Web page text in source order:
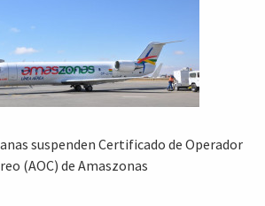
suspenden Certificado de Operador
(AOC) de Amaszonas